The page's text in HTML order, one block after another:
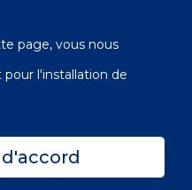
page, vous nous
l'installation de